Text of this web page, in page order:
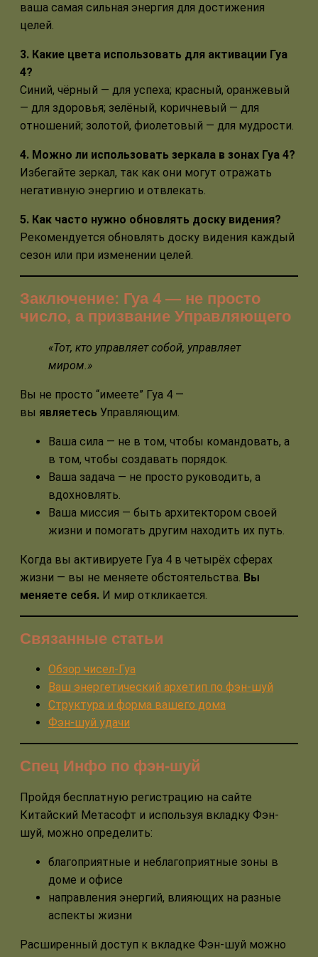
ваша самая сильная энергия для достижения
целей.
3. Какие цвета использовать для активации Гуа
4?
Синий, чёрный — для успеха; красный, оранжевый
— для здоровья; зелёный, коричневый — для
отношений; золотой, фиолетовый — для мудрости.
4. Можно ли использовать зеркала в зонах Гуа 4?
Избегайте зеркал, так как они могут отражать
негативную энергию и отвлекать.
5. Как часто нужно обновлять доску видения?
Рекомендуется обновлять доску видения каждый
сезон или при изменении целей.
Заключение: Гуа 4 — не просто
число, а призвание Управляющего
«Тот, кто управляет собой, управляет
миром.»
Вы не просто “имеете” Гуа 4 —
вы являетесь Управляющим.
Ваша сила — не в том, чтобы командовать, а
в том, чтобы создавать порядок.
Ваша задача — не просто руководить, а
вдохновлять.
Ваша миссия — быть архитектором своей
жизни и помогать другим находить их путь.
Когда вы активируете Гуа 4 в четырёх сферах
жизни — вы не меняете обстоятельства. Вы
меняете себя. И мир откликается.
Связанные статьи
Обзор чисел-Гуа
Ваш энергетический архетип по фэн-шуй
Структура и форма вашего дома
Фэн-шуй удачи
Спец Инфо по фэн-шуй
Пройдя бесплатную регистрацию на сайте
Китайский Метасофт и используя вкладку Фэн-
шуй, можно определить:
благоприятные и неблагоприятные зоны в
доме и офисе
направления энергий, влияющих на разные
аспекты жизни
Расширенный доступ к вкладке Фэн-шуй можно